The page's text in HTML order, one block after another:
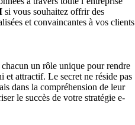
si vous souhaitez offrir des
et convaincantes à vos clients
un rôle unique pour rendre
attractif. Le secret ne réside pas
dans la compréhension de leur
le succès de votre stratégie e-